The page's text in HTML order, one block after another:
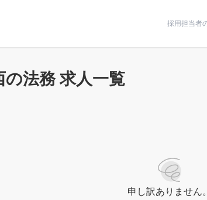
採用担当者
の法務 求人一覧
申し訳ありません。